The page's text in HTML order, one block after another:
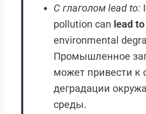
С глаголом lead to:
pollution can lead to
environmental
Промышленное
может привести к
деградации
среды.